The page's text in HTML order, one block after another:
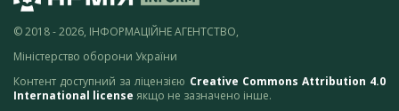
© 2018 - 2026, ІНФОРМАЦІЙНЕ АГЕНТСТВО,
Міністерство оборони України
Контент доступний за ліцензією Creative Commons Attribution 4.0
International license якщо не зазначено інше.